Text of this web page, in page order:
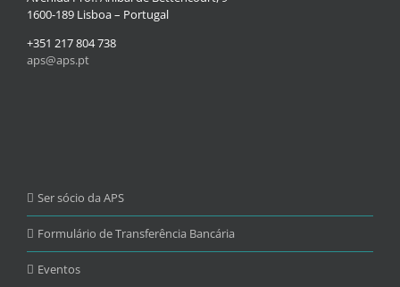
1600-189 Lisboa – Portugal
+351 217 804 738
aps@aps.pt
Ser sócio da APS
Formulário de Transferência Bancária
Eventos